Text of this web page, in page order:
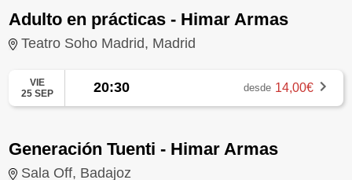
Adulto en prácticas - Himar Armas
Teatro Soho Madrid, Madrid
VIE
25 SEP
20:30 desde 14,00€
Generación Tuenti - Himar Armas
Sala Off, Badajoz